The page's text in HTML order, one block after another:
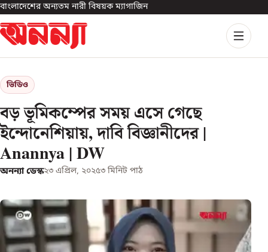
বাংলাদেশের অন্যতম নারী বিষয়ক ম্যাগাজিন
ভিডিও
বড় ভূমিকম্পের সময় এসে গেছে
ইন্দোনেশিয়ায়, দাবি বিজ্ঞানীদের |
Anannya | DW
অনন্যা ডেস্ক২৩ এপ্রিল, ২০২৫৩ মিনিট পাঠ